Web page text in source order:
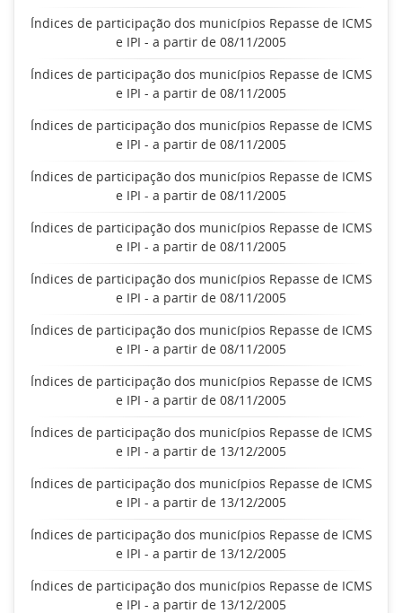
Índices de participação dos municípios Repasse de ICMS
e IPI - a partir de 08/11/2005
Índices de participação dos municípios Repasse de ICMS
e IPI - a partir de 08/11/2005
Índices de participação dos municípios Repasse de ICMS
e IPI - a partir de 08/11/2005
Índices de participação dos municípios Repasse de ICMS
e IPI - a partir de 08/11/2005
Índices de participação dos municípios Repasse de ICMS
e IPI - a partir de 08/11/2005
Índices de participação dos municípios Repasse de ICMS
e IPI - a partir de 08/11/2005
Índices de participação dos municípios Repasse de ICMS
e IPI - a partir de 08/11/2005
Índices de participação dos municípios Repasse de ICMS
e IPI - a partir de 08/11/2005
Índices de participação dos municípios Repasse de ICMS
e IPI - a partir de 13/12/2005
Índices de participação dos municípios Repasse de ICMS
e IPI - a partir de 13/12/2005
Índices de participação dos municípios Repasse de ICMS
e IPI - a partir de 13/12/2005
Índices de participação dos municípios Repasse de ICMS
e IPI - a partir de 13/12/2005